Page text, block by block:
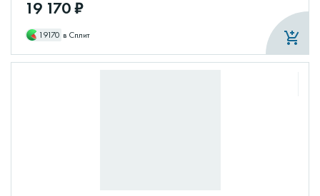
19 170 ₽
19170 в Сплит